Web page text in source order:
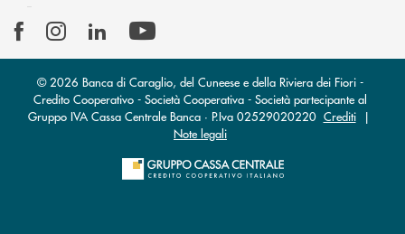
© 2026 Banca di Caraglio, del Cuneese e della Riviera dei Fiori -
Credito Cooperativo - Società Cooperativa - Società partecipante al
Gruppo IVA Cassa Centrale Banca · P.Iva 02529020220 Crediti|
Note legali